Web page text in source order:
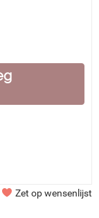
Zet op wensenlijst